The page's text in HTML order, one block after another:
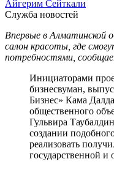
Айгерим Сейткали
Служба новостей
Впервые в Алматинской
салон красоты, где
потребностями,
Инициаторами
бизнесвуман,
Бизнес» Кама
общественного
Гульвира
создании
реализовать
государственной